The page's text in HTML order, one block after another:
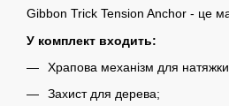
Gibbon Trick Tension Anchor - це
У комплект входить:
Храпова механізм для
Захист для дерева;